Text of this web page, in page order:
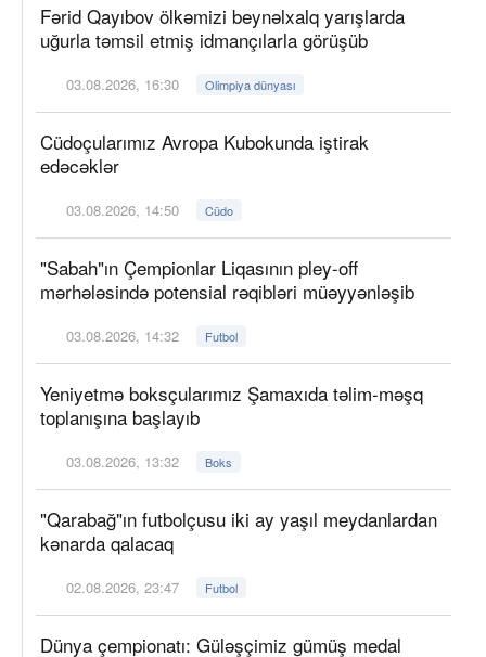
Fərid Qayıbov ölkəmizi beynəlxalq yarışlarda
uğurla təmsil etmiş idmançılarla görüşüb
03.08.2026, 16:30 Olimpiya dünyası
Cüdoçularımız Avropa Kubokunda iştirak
edəcəklər
03.08.2026, 14:50 Cüdo
"Sabah"ın Çempionlar Liqasının pley-off
mərhələsində potensial rəqibləri müəyyənləşib
03.08.2026, 14:32 Futbol
Yeniyetmə boksçularımız Şamaxıda təlim-məşq
toplanışına başlayıb
03.08.2026, 13:32 Boks
"Qarabağ"ın futbolçusu iki ay yaşıl meydanlardan
kənarda qalacaq
02.08.2026, 23:47 Futbol
Dünya çempionatı: Güləşçimiz gümüş medal